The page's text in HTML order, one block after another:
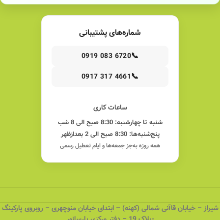
شماره‌های پشتیبانی
📞
0919 083 6720
📞
0917 317 4661
ساعات کاری
شنبه تا چهارشنبه: 8:30 صبح الی 8 شب
پنج‌شنبه‌ها: 8:30 صبح الی 2 بعدازظهر
همه روزه به‌جز جمعه‌ها و ایام تعطیل رسمی
شیراز – خیابان قاآنی شمالی (کهنه) – ابتدای خیابان منوچهری – روبروی پارکینگ